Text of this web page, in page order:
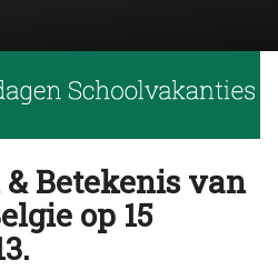
Betekenis van
op 15